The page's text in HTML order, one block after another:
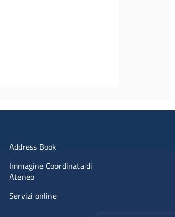
Menu portale
Address Book
Immagine Coordinata di
Ateneo
Servizi online